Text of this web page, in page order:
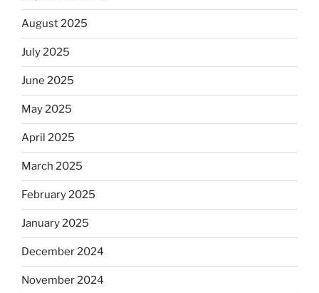
August 2025
July 2025
June 2025
May 2025
April 2025
March 2025
February 2025
January 2025
December 2024
November 2024